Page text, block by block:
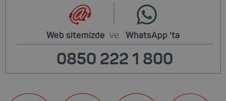
Web sitemizde ve WhatsApp 'ta
0850 222 1 800